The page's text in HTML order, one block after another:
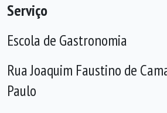
Serviço
Escola de Gastronomia
Rua Joaquim Faustino de
Paulo